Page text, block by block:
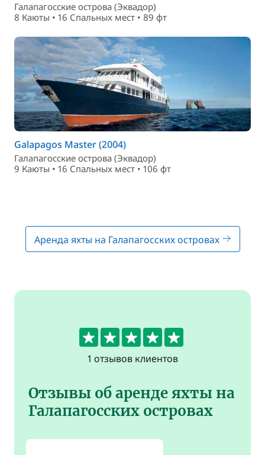
Галапагосские острова (Эквадор)
8 Каюты • 16 Спальныx мест • 89 фт
Galapagos Master (2004)
Галапагосские острова (Эквадор)
9 Каюты • 16 Спальныx мест • 106 фт
Аренда яхты на Галапагосских островах
5
1 отзывов клиентов
Отзывы об аренде яхты на
Галапагосских островах